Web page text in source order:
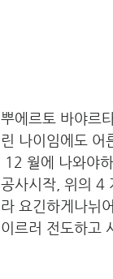
뿌에르토 바야르
린 나이임에도 어
공사시작, 위의 4
라 요긴하게나뉘
이르러 전도하고